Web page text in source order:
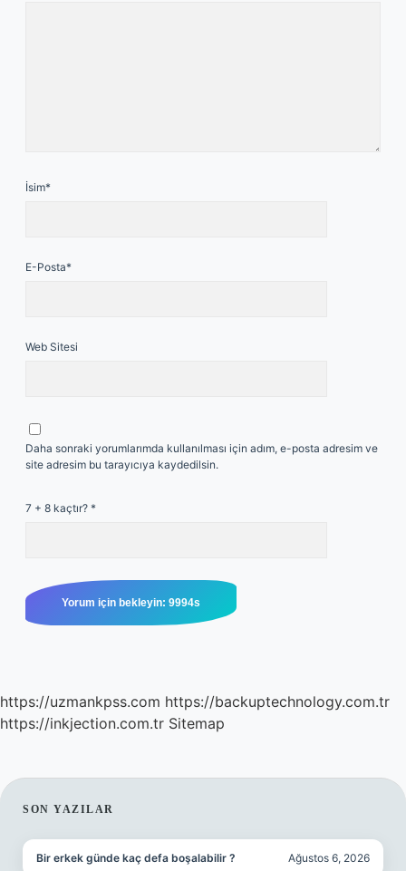
İsim*
E-Posta*
Web Sitesi
Daha sonraki yorumlarımda kullanılması için adım, e-posta adresim ve
site adresim bu tarayıcıya kaydedilsin.
7 + 8 kaçtır? *
https://uzmankpss.com https://backuptechnology.com.tr
https://inkjection.com.tr Sitemap
SIDEBAR
SON YAZILAR
Bir erkek günde kaç defa boşalabilir ? Ağustos 6, 2026